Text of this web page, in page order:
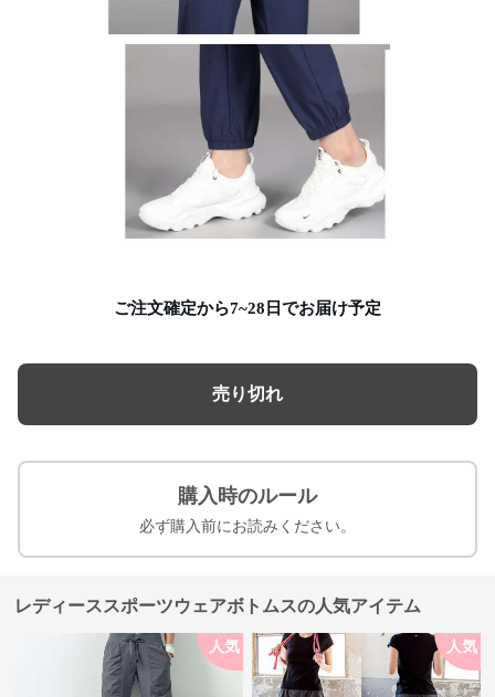
ご注文確定から7~28日でお届け予定
売り切れ
購入時のルール
必ず購入前にお読みください。
レディーススポーツウェアボトムスの人気アイテム
人気 人気